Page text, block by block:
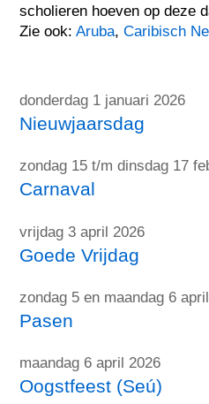
scholieren hoeven op deze
Zie ook:Aruba,Caribisch
donderdag 1 januari 2026
Nieuwjaarsdag
zondag 15 t/m dinsdag 17
Carnaval
vrijdag 3 april 2026
Goede Vrijdag
zondag 5 en maandag 6
Pasen
maandag 6 april 2026
Oogstfeest (Seú)